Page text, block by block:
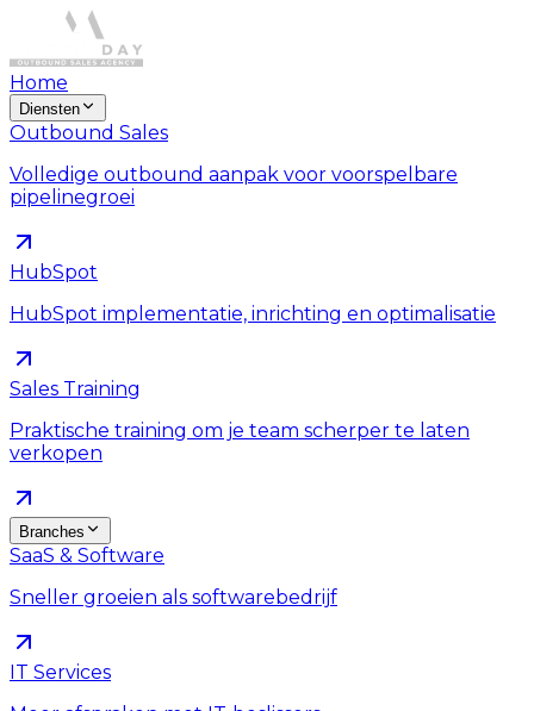
Home
Diensten
Outbound Sales
Volledige outbound aanpak voor voorspelbare
pipelinegroei
HubSpot
HubSpot implementatie, inrichting en optimalisatie
Sales Training
Praktische training om je team scherper te laten
verkopen
Branches
SaaS & Software
Sneller groeien als softwarebedrijf
IT Services